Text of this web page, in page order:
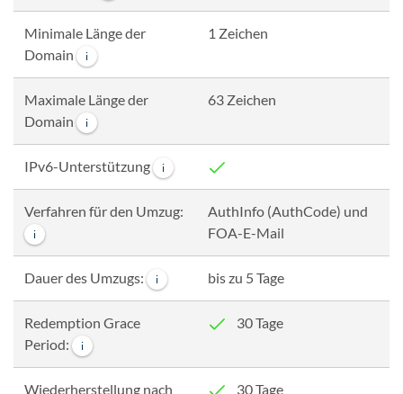
Minimale Länge der
Domain
i
1 Zeichen
Maximale Länge der
Domain
i
63 Zeichen
IPv6-Unterstützung i
Verfahren für den Umzug:
i
AuthInfo (AuthCode) und
FOA-E-Mail
Dauer des Umzugs: i bis zu 5 Tage
Redemption Grace
Period:
i
30 Tage
Wiederherstellung nach
30 Tage